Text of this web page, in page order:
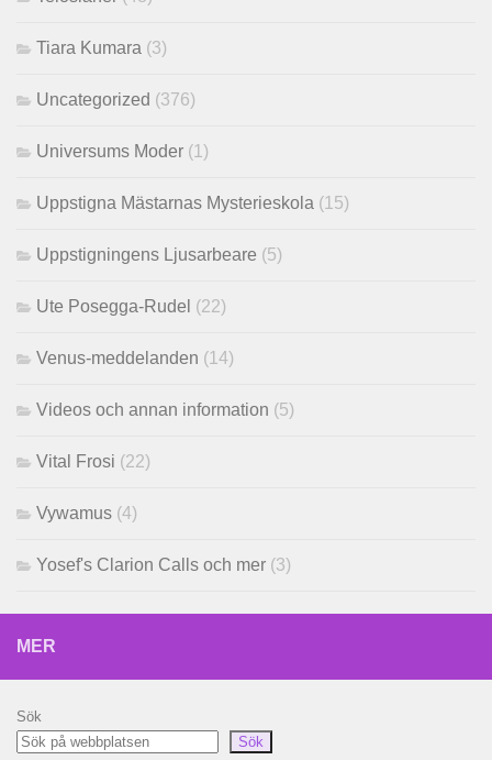
Tiara Kumara (3)
Uncategorized (376)
Universums Moder (1)
Uppstigna Mästarnas Mysterieskola (15)
Uppstigningens Ljusarbeare (5)
Ute Posegga-Rudel (22)
Venus-meddelanden (14)
Videos och annan information (5)
Vital Frosi (22)
Vywamus (4)
Yosef's Clarion Calls och mer (3)
MER
Sök
Sök